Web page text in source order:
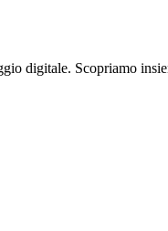
digitale. Scopriamo